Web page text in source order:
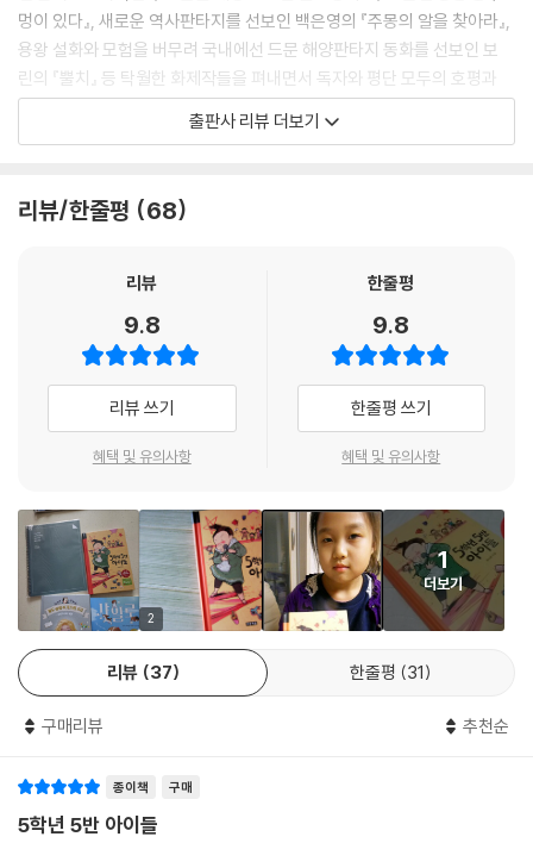
---본문 중에서
멍이 있다』, 새로운 역사판타지를 선보인 백은영의 『주몽의 알을 찾아라』,
용왕 설화와 모험을 버무려 국내에선 드문 해양판타지 동화를 선보인 보
린의 『뿔치』 등 탁월한 화제작들을 펴내면서 독자와 평단 모두의 호평과
기대를 한 몸에 받았다.
작가적 개성과 작품성, 완성도를 모두 만족시키는 작품들이 대거 응모되어
푸른문학상 미래의 작가상 수상의 영예를 안은 윤숙희 장편동화 『5학년 5
『5학년 5반 아이들』은 같은 반의 일곱 아이들이 학기 초부터 6월 말까지
의 시간을 공유하는 동안 벌어지는 사건과 내면의 풍경을 연작 형식으로
풀어낸 작품이다. 각각의 이야기는 그 자체로 완결성을 갖고 있으면서 서
로 연결되어 다시 큰 서사를 이루는데, 이때 완성된 전체 밑그림이 조화로
문장력을 바탕으로 각각의 단편들이 골고루 완성도를 유지하고 있다. 또
막힘없이 재미있게 읽히는 등 장점들이 돋보이는 탁월한 작품’이라는 호평
을 끌어내며 심사위원들의 마음을 사로잡은 바 있다.
고민과 동행하며 성장하는 아이들의 아주 특별한 순간들
아이들의 하루는 크고 작은 고민들로 내내 출렁인다. 친구와의 관계, 학교
는 무궁무진하고 해결책은 쉽사리 손에 잡히지 않는다. 무엇보다 자신의
나 원망스러워지기도 하는 이상한 감정까지 덤으로 얻게 된다. 하지만 누
구에게나 고민은 있기 마련이고, 그것이 우리에게 부정적인 영향만 끼치는
출판사 리뷰 더보기
리뷰/한줄평 68
리뷰
9.8
리뷰 쓰기
혜택 및 유의사항
한줄평
9.8
한줄평 쓰기
혜택 및 유의사항
2
1
더보기
리뷰 37 한줄평 31
구매리뷰 추천순
종이책 구매
5학년 5반 아이들